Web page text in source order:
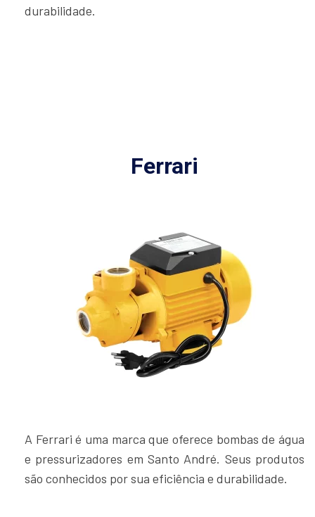
durabilidade.
Ferrari
A Ferrari é uma marca que oferece bombas de água
e pressurizadores em Santo André. Seus produtos
são conhecidos por sua eficiência e durabilidade.